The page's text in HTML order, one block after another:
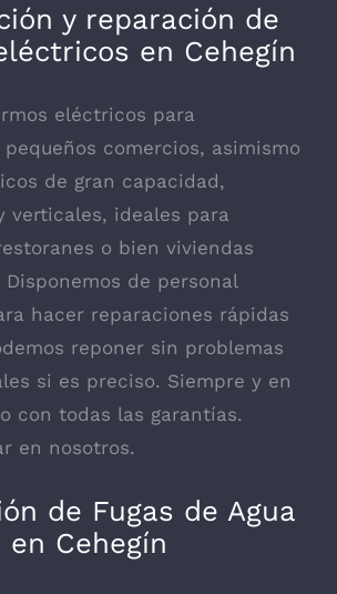
y reparación de
en Cehegín
eléctricos para
comercios, asimismo
de gran capacidad,
verticales, ideales para
o bien viviendas
de personal
hacer reparaciones rápidas
reponer sin problemas
si es preciso. Siempre y en
con todas las garantías.
en nosotros.
de Fugas de Agua
en Cehegín